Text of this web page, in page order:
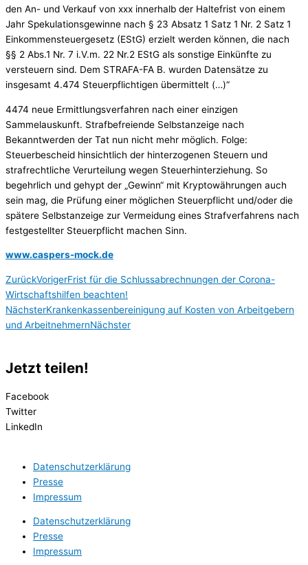
den An- und Verkauf von xxx innerhalb der Haltefrist von einem
Jahr Spekulationsgewinne nach § 23 Absatz 1 Satz 1 Nr. 2 Satz 1
Einkommensteuergesetz (EStG) erzielt werden können, die nach
§§ 2 Abs.1 Nr. 7 i.V.m. 22 Nr.2 EStG als sonstige Einkünfte zu
versteuern sind. Dem STRAFA-FA B. wurden Datensätze zu
insgesamt 4.474 Steuerpflichtigen übermittelt (…)“
4474 neue Ermittlungsverfahren nach einer einzigen
Sammelauskunft. Strafbefreiende Selbstanzeige nach
Bekanntwerden der Tat nun nicht mehr möglich. Folge:
Steuerbescheid hinsichtlich der hinterzogenen Steuern und
strafrechtliche Verurteilung wegen Steuerhinterziehung. So
begehrlich und gehypt der „Gewinn“ mit Kryptowährungen auch
sein mag, die Prüfung einer möglichen Steuerpflicht und/oder die
spätere Selbstanzeige zur Vermeidung eines Strafverfahrens nach
festgestellter Steuerpflicht machen Sinn.
www.caspers-mock.de
ZurückVorigerFrist für die Schlussabrechnungen der Corona-
Wirtschaftshilfen beachten!
NächsterKrankenkassenbereinigung auf Kosten von Arbeitgebern
und ArbeitnehmernNächster
Jetzt teilen!
Facebook
Twitter
LinkedIn
Datenschutzerklärung
Presse
Impressum
Datenschutzerklärung
Presse
Impressum